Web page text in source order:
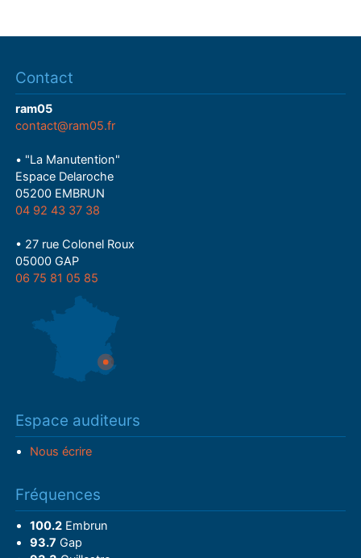
Contact
ram05
contact@ram05.fr
• "La Manutention"
Espace Delaroche
05200 EMBRUN
04 92 43 37 38
• 27 rue Colonel Roux
05000 GAP
06 75 81 05 85
Espace auditeurs
Nous écrire
Fréquences
100.2Embrun
93.7 Gap